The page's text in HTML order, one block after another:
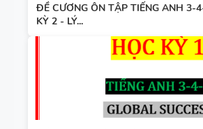
ĐỀ CƯƠNG ÔN TẬP TIẾNG ANH 3-
KỲ 2 - LÝ...